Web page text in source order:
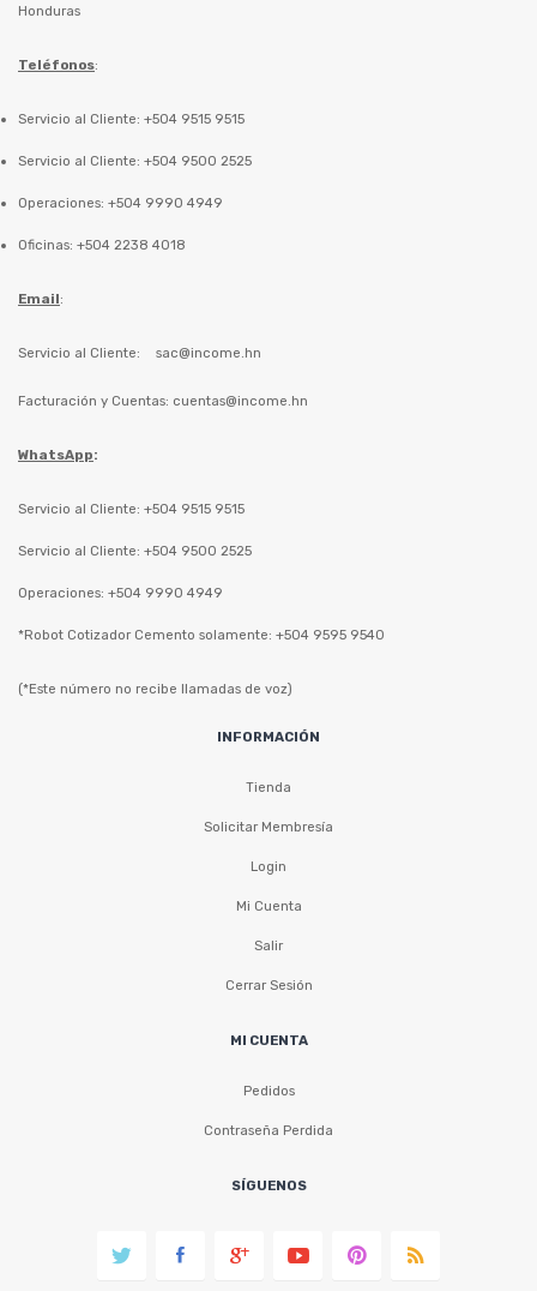
Honduras
Teléfonos:
Servicio al Cliente: +504 9515 9515
Servicio al Cliente: +504 9500 2525
Operaciones: +504 9990 4949
Oficinas: +504 2238 4018
Email:
Servicio al Cliente: sac@income.hn
Facturación y Cuentas: cuentas@income.hn
WhatsApp:
Servicio al Cliente: +504 9515 9515
Servicio al Cliente: +504 9500 2525
Operaciones: +504 9990 4949
*Robot Cotizador Cemento solamente: +504 9595 9540
(*Este número no recibe llamadas de voz)
INFORMACIÓN
Tienda
Solicitar Membresía
Login
Mi Cuenta
Salir
Cerrar Sesión
MI CUENTA
Pedidos
Contraseña Perdida
SÍGUENOS